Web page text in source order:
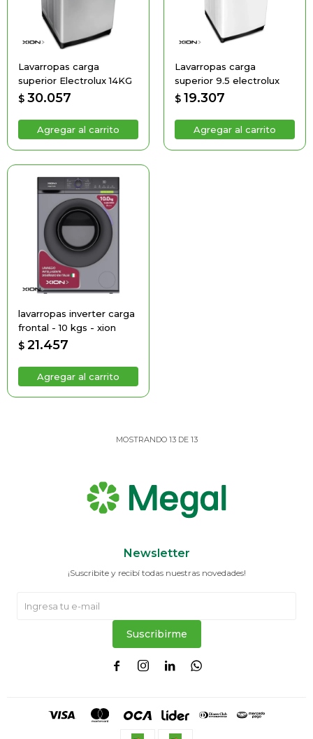
Lavarropas carga
superior Electrolux 14KG
$ 30.057
Lavarropas carga
superior 9.5 electrolux
$ 19.307
lavarropas inverter carga
frontal - 10 kgs - xion
$ 21.457
MOSTRANDO 13DE 13
Newsletter
¡Suscribite y recibí todas nuestras novedades!
Suscribirme
   